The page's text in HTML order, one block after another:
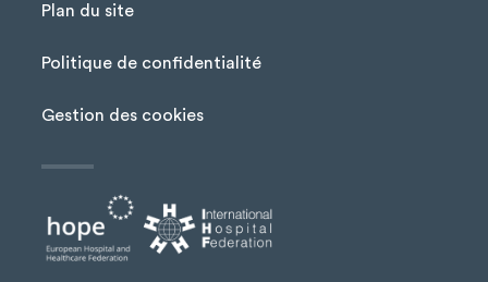
Menu Pied de page
Plan du site
Politique de confidentialité
Gestion des cookies